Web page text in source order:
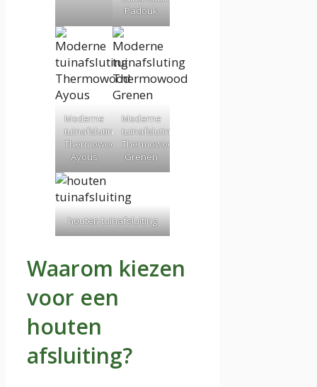
Padouk
Moderne
tuinafsluting
Thermowood
Ayous
Moderne
tuinafsluting
Thermowood
Grenen
houten tuinafsluiting
Waarom kiezen
voor een
houten
afsluiting?